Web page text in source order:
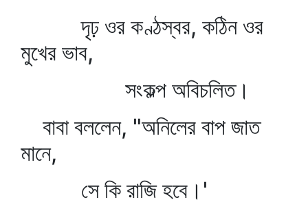
দৃঢ় ওর কণ্ঠস্বর, কঠিন ওর
মুখের ভাব,
সংকল্প অবিচলিত।
বাবা বললেন, "অনিলের বাপ জাত
মানে,
সে কি রাজি হবে।'